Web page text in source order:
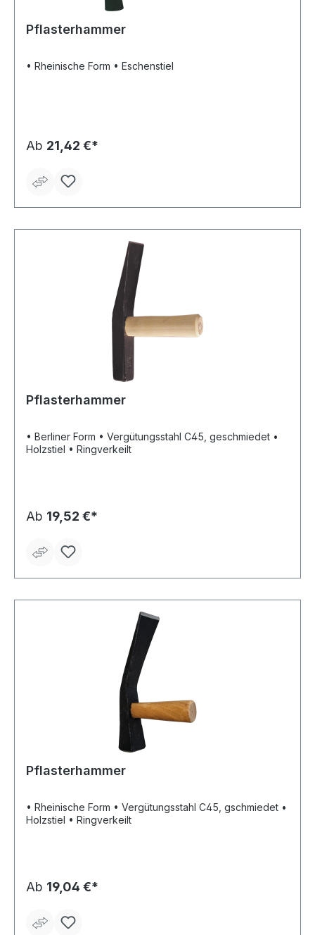
Pflasterhammer
• Rheinische Form • Eschenstiel
Ab 21,42 €*
Pflasterhammer
• Berliner Form • Vergütungsstahl C45, geschmiedet •
Holzstiel • Ringverkeilt
Ab 19,52 €*
Pflasterhammer
• Rheinische Form • Vergütungsstahl C45, gschmiedet •
Holzstiel • Ringverkeilt
Ab 19,04 €*